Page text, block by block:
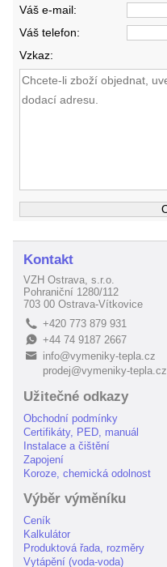
Váš e-mail:
Váš telefon:
Vzkaz:
Kontakt
VZH Ostrava, s.r.o.
Pohraniční 1280/112
703 00 Ostrava-Vítkovice
L +420 773 879 931
E+44 74 9187 2667
B
info@vymeniky-tepla.cz
prodej@vymeniky-tepla.cz
Užitečné odkazy
Obchodní podmínky
Certifikáty, PED, manuál
Instalace a čištění
Zapojení
Koroze, chemická odolnost
Výběr výměníku
Ceník
Kalkulátor
Produktová řada, rozměry
Vytápění (voda-voda)